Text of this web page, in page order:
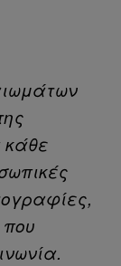
κάθε